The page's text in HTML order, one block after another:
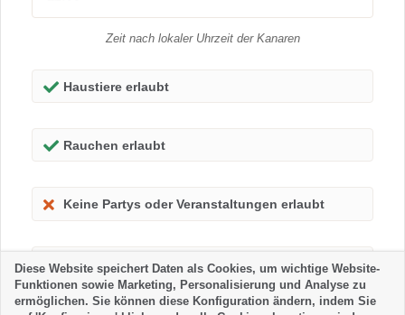
Zeit nach lokaler Uhrzeit der Kanaren
Haustiere erlaubt
Rauchen erlaubt
Keine Partys oder Veranstaltungen erlaubt
Kinder erlaubt
Diese Website speichert Daten als Cookies, um wichtige Website-
Funktionen sowie Marketing, Personalisierung und Analyse zu
ermöglichen. Sie können diese Konfiguration ändern, indem Sie